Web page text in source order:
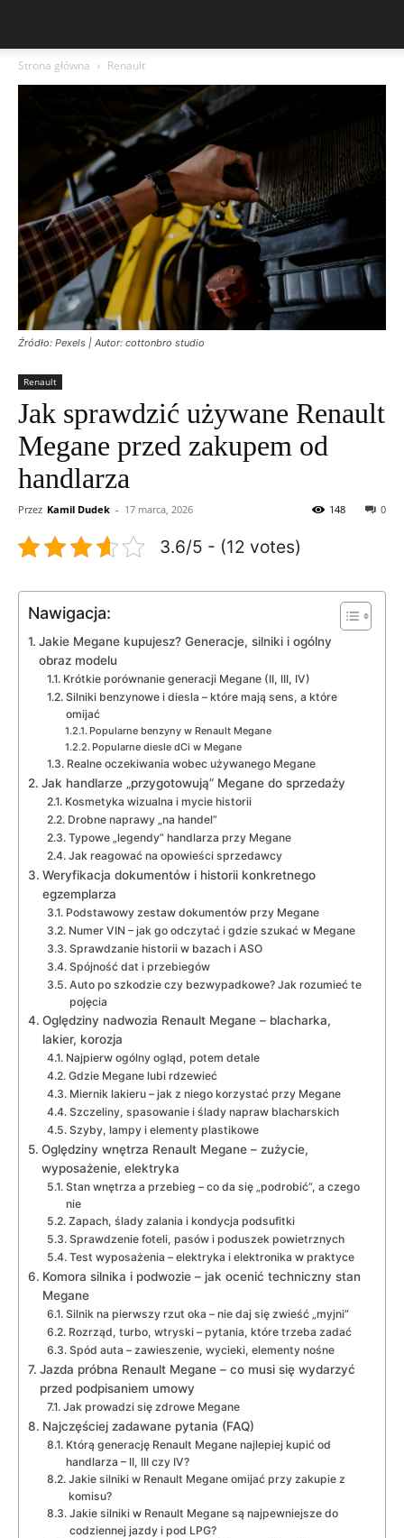
Strona główna Renault
Źródło: Pexels | Autor: cottonbro studio
Renault
Jak sprawdzić używane Renault
Megane przed zakupem od
handlarza
Przez Kamil Dudek - 17 marca, 2026 0
148
3.6/5 - (12 votes)
Nawigacja:
Jakie Megane kupujesz? Generacje, silniki i ogólny
obraz modelu
Krótkie porównanie generacji Megane (II, III, IV)
Silniki benzynowe i diesla – które mają sens, a które
omijać
Popularne benzyny w Renault Megane
Popularne diesle dCi w Megane
Realne oczekiwania wobec używanego Megane
Jak handlarze „przygotowują” Megane do sprzedaży
Kosmetyka wizualna i mycie historii
Drobne naprawy „na handel”
Typowe „legendy” handlarza przy Megane
Jak reagować na opowieści sprzedawcy
Weryfikacja dokumentów i historii konkretnego
egzemplarza
Podstawowy zestaw dokumentów przy Megane
Numer VIN – jak go odczytać i gdzie szukać w Megane
Sprawdzanie historii w bazach i ASO
Spójność dat i przebiegów
Auto po szkodzie czy bezwypadkowe? Jak rozumieć te
pojęcia
Oględziny nadwozia Renault Megane – blacharka,
lakier, korozja
Najpierw ogólny ogląd, potem detale
Gdzie Megane lubi rdzewieć
Miernik lakieru – jak z niego korzystać przy Megane
Szczeliny, spasowanie i ślady napraw blacharskich
Szyby, lampy i elementy plastikowe
Oględziny wnętrza Renault Megane – zużycie,
wyposażenie, elektryka
Stan wnętrza a przebieg – co da się „podrobić”, a czego
nie
Zapach, ślady zalania i kondycja podsufitki
Sprawdzenie foteli, pasów i poduszek powietrznych
Test wyposażenia – elektryka i elektronika w praktyce
Komora silnika i podwozie – jak ocenić techniczny stan
Megane
Silnik na pierwszy rzut oka – nie daj się zwieść „myjni”
Rozrząd, turbo, wtryski – pytania, które trzeba zadać
Spód auta – zawieszenie, wycieki, elementy nośne
Jazda próbna Renault Megane – co musi się wydarzyć
przed podpisaniem umowy
Jak prowadzi się zdrowe Megane
Najczęściej zadawane pytania (FAQ)
Którą generację Renault Megane najlepiej kupić od
handlarza – II, III czy IV?
Jakie silniki w Renault Megane omijać przy zakupie z
komisu?
Jakie silniki w Renault Megane są najpewniejsze do
codziennej jazdy i pod LPG?